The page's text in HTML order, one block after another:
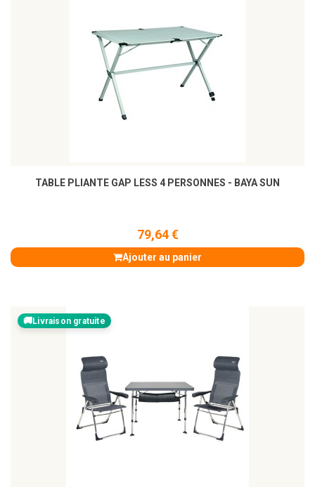
TABLE PLIANTE GAP LESS 4 PERSONNES - BAYA SUN
79,64 €
Ajouter au panier
Livraison gratuite